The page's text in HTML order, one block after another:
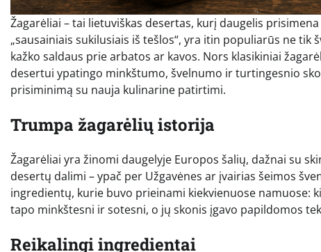
Žagarėliai – tai lietuviškas desertas, kurį daugelis
„sausainiais sukilusiais iš tešlos“, yra itin populiarūs ne
kažko saldaus prie arbatos ar kavos. Nors klasikiniai
desertui ypatingo minkštumo, švelnumo ir turtingesnio
prisiminimą su nauja kulinarine patirtimi.
Trumpa žagarėlių istorija
Žagarėliai yra žinomi daugelyje Europos šalių, dažnai su
desertų dalimi – ypač per Užgavėnes ar įvairias šeimos
ingredientų, kurie buvo prieinami kiekvienuose namuose:
tapo minkštesni ir sotesni, o jų skonis įgavo papildomos
Reikalingi ingredientai